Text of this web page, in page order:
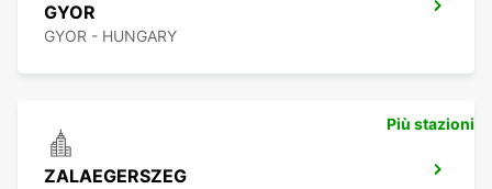
GYOR
GYOR - HUNGARY
ZALAEGERSZEG
Più stazioni